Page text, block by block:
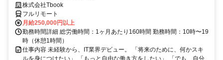
株式会社Tbook
フルリモート
月給250,000円以上
勤務時間詳細 総労働時間：1ヶ月あたり160時間 勤務時間：10時〜19
時（休憩1時間）
仕事内容 未経験から、IT業界デビュー。 「将来のために、何かスキ
ルを身につけたい」 「もっと自由な働き方をしたい」 「でも、自分